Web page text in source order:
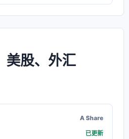
美股、外汇
A Share
已更新